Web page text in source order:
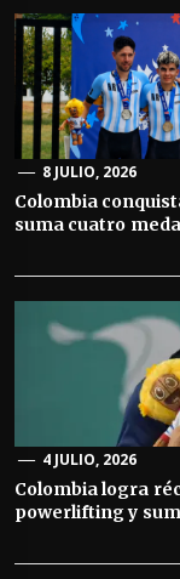
8 JULIO, 2026
Colombia
suma cuatro
4 JULIO, 2026
Colombia logra
powerlifting y